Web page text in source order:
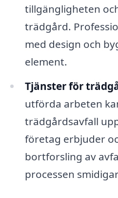
tillgängligheten
trädgård.
med design och
element.
Tjänster för
utförda arbeten
trädgårdsavfall
företag erbjuder
bortforsling av
processen